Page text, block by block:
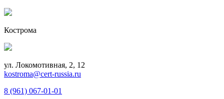
Кострома
ул. Локомотивная, 2, 12
kostroma@cert-russia.ru
8 (961) 067-01-01